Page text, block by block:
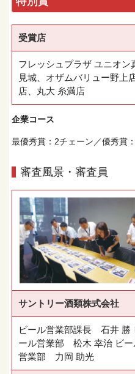
受賞店
フレッシュプラザ ユニオ
見城、オザムバリュー野上
店、丸大 糸満店
企業コース
最優秀賞：2チェーン／優秀賞
審査風景・審査員
サントリー酒類株式会社
ビール営業部課長 石井
ール営業部 松木 幸治 ビ
営業部 力岡 助光